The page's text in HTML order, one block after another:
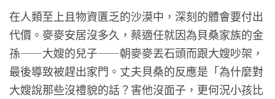
在人類至上且物資匱乏的沙漠中，深刻的體會要付出
代價。麥麥安居沒多久，蔡適任就因為貝桑家族的金
孫——大嫂的兒子——朝麥麥丟石頭而跟大嫂吵架，
最後導致被趕出家門。丈夫貝桑的反應是「為什麼對
大嫂說那些沒禮貌的話？害他沒面子，更何況小孩比